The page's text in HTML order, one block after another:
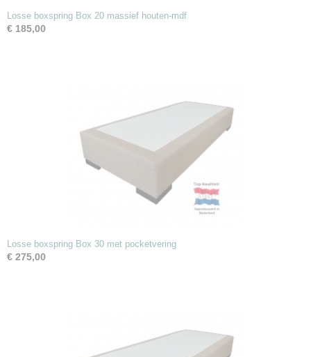
Losse boxspring Box 20 massief houten-mdf
€ 185,00
Losse boxspring Box 30 met pocketvering
€ 275,00